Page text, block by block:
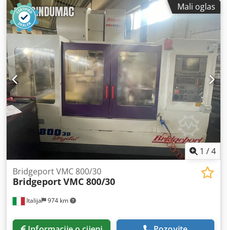
Mali oglas
1 /4
Italija 974 km
Bridgeport VMC 800/30
BridgeportVMC 800/30